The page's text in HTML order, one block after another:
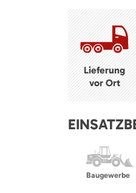
Lieferung
vor Ort
Baugewerbe